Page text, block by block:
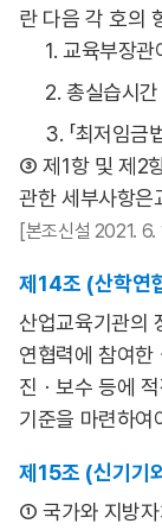
란 다음 각 호의
1. 교육부장
2. 총실습시
3. 「최저임금
③ 제1항 및 제2
관한 세부사항은
[본조신설 2021. 6.
제14조 (산학연
산업교육기관의
연협력에 참여한
진ㆍ보수 등에
기준을 마련하여
제15조 (신기기
① 국가와 지방자